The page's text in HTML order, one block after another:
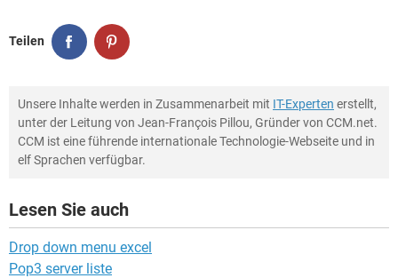
Teilen
Unsere Inhalte werden in Zusammenarbeit mit IT-Experten erstellt,
unter der Leitung von Jean-François Pillou, Gründer von CCM.net.
CCM ist eine führende internationale Technologie-Webseite und in
elf Sprachen verfügbar.
Lesen Sie auch
Drop down menu excel
Pop3 server liste